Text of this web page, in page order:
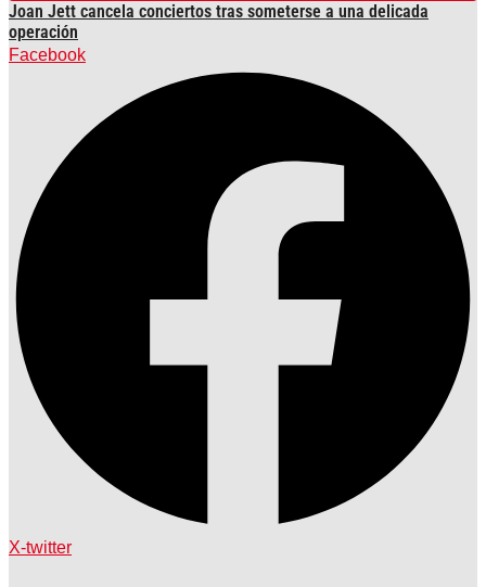
Joan Jett cancela conciertos tras someterse a una delicada
operación
Facebook
X-twitter